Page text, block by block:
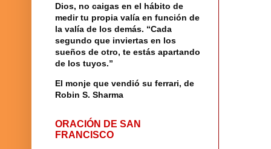
Dios, no caigas en el hábito de
medir tu propia valía en función de
la valía de los demás. “Cada
segundo que inviertas en los
sueños de otro, te estás apartando
de los tuyos.”
El monje que vendió su ferrari, de
Robin S. Sharma
ORACIÓN DE SAN
FRANCISCO